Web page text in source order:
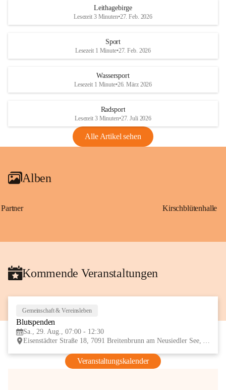
Maßnahmen zur Bekämpfung
Rebe und der Amerikanischen
Anhang VBl. EU Nr. 18
1 Seite•1,4 MB
VBl. EU Nr. 18_2026
Leithagebirge
Lesezeit 3 Minuten•27. Feb. 2026
Sport
Lesezeit 1 Minute•27. Feb. 2026
Wassersport
Lesezeit 1 Minute•26. März 2026
Radsport
Lesezeit 3 Minuten•27. Juli 2026
Alle Artikel sehen
Alben
Partner Kirschblütenhalle
Kommende Veranstaltungen
Gemeinschaft & Vereinsleben
Blutspenden
Sa., 29. Aug., 07:00 - 12:30
Eisenstädter Straße 18, 7091 Breitenbrunn am Neusiedler See, AUT
Veranstaltungskalender